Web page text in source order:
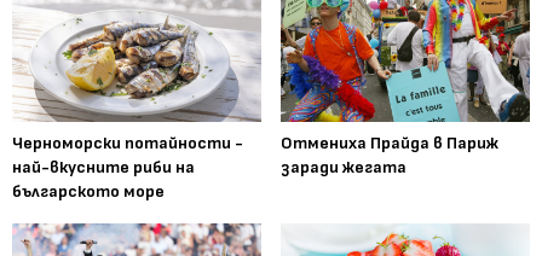
Черноморски потайности -
най-вкусните риби на
българското море
Отмениха Прайда в Париж
заради жегата